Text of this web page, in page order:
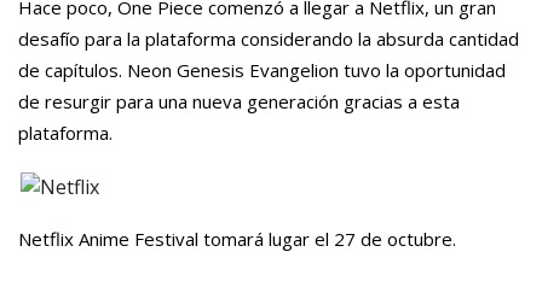
Hace poco, One Piece comenzó a llegar a Netflix, un gran
desafío para la plataforma considerando la absurda cantidad
de capítulos. Neon Genesis Evangelion tuvo la oportunidad
de resurgir para una nueva generación gracias a esta
plataforma.
Netflix Anime Festival tomará lugar el 27 de octubre.